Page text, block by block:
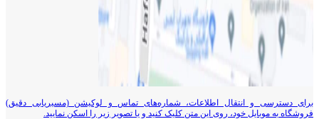
برای دسترسی و انتقال اطلاعات، شماره‌های تماس و لوکیشن (مسیریابی دقیق)
فروشگاه به موبایل خود، روی این متن کلیک کنید و یا تصویر زیر را اسکن نمایید.